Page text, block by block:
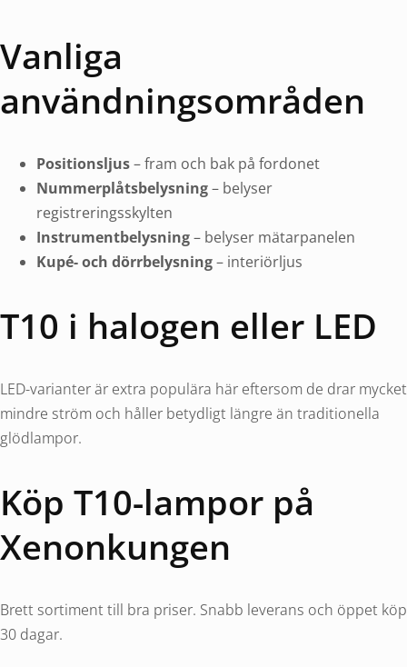
Vanliga
användningsområden
Positionsljus– fram och bak på fordonet
Nummerplåtsbelysning– belyser
registreringsskylten
Instrumentbelysning– belyser mätarpanelen
Kupé- och dörrbelysning– interiörljus
T10 i halogen eller LED
LED-varianter är extra populära här eftersom de drar mycket
mindre ström och håller betydligt längre än traditionella
glödlampor.
Köp T10-lampor på
Xenonkungen
Brett sortiment till bra priser. Snabb leverans och öppet köp
30 dagar.